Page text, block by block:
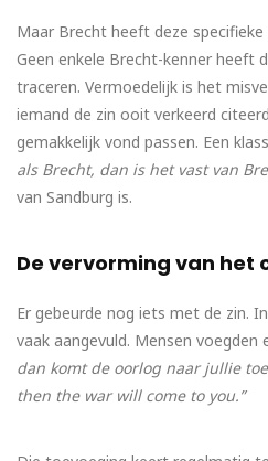
Maar Brecht heeft deze
Geen enkele Brecht-kenner heeft
traceren. Vermoedelijk is het
iemand de zin ooit verkeerd
gemakkelijk vond passen. Een
als Brecht, dan is het vast van
van Sandburg is.
De vervorming van het
Er gebeurde nog iets met de zin.
vaak aangevuld. Mensen voegden
dan komt de oorlog naar jullie
then the war will come to you.”